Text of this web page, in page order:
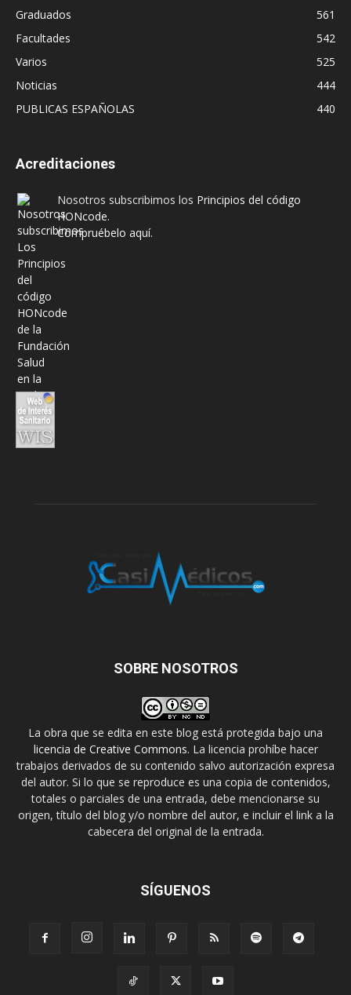
Graduados
561
Facultades
542
Varios
525
Noticias
444
PUBLICAS ESPAÑOLAS
440
Acreditaciones
Nosotros subscribimos los Principios del código
HONcode.
Compruébelo aquí.
SOBRE NOSOTROS
La obra que se edita en este blog está protegida bajo una
licencia de Creative Commons. La licencia prohíbe hacer
trabajos derivados de su contenido salvo autorización expresa
del autor. Si lo que se reproduce es una copia de contenidos,
totales o parciales de una entrada, debe mencionarse su
origen, título del blog y/o nombre del autor, e incluir el link a la
cabecera del original de la entrada.
SÍGUENOS